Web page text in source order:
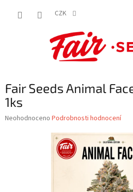
CZK
Fair Seeds Animal
1ks
Průměrné
Neohodnoceno Podrobnosti hodnocení